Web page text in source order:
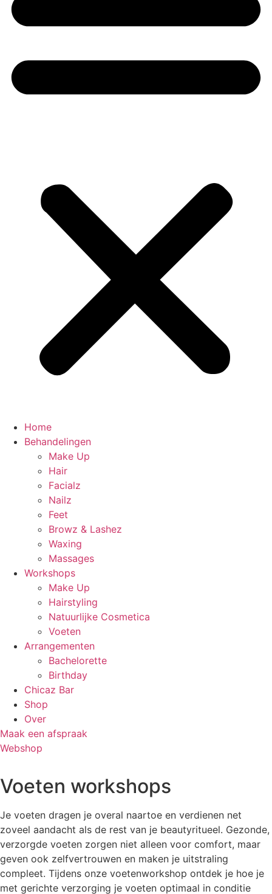
Home
Behandelingen
Make Up
Hair
Facialz
Nailz
Feet
Browz & Lashez
Waxing
Massages
Workshops
Make Up
Hairstyling
Natuurlijke Cosmetica
Voeten
Arrangementen
Bachelorette
Birthday
Chicaz Bar
Shop
Over
Maak een afspraak
Webshop
Voeten workshops
Je voeten dragen je overal naartoe en verdienen net
zoveel aandacht als de rest van je beautyritueel. Gezonde,
verzorgde voeten zorgen niet alleen voor comfort, maar
geven ook zelfvertrouwen en maken je uitstraling
compleet. Tijdens onze voetenworkshop ontdek je hoe je
met gerichte verzorging je voeten optimaal in conditie